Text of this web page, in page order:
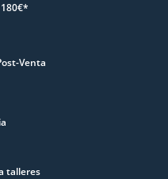
Venta
talleres